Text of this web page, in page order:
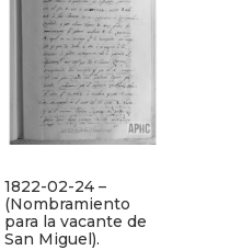
1822-02-24 –
(Nombramiento
para la vacante de
San Miguel).